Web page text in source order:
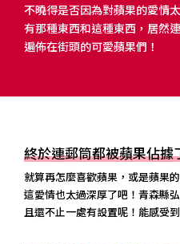
不曉得是否因為對蘋果的愛情
有那種東西和這種東西，居然
遍佈在街頭的可愛蘋果們！
終於連郵筒都被蘋果佔
就算再怎麼喜歡蘋果，或是蘋
這愛情也太過深厚了吧！青森縣
且還不止一處有設置呢！能感受